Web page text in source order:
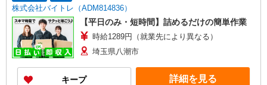
株式会社バイトレ（ADM814836）
【平日のみ・短時間】詰めるだけの簡単作業
時給1289円（就業先により異なる）
埼玉県八潮市
キープ 詳細を見る